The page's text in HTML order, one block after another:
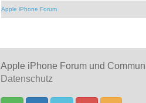
Apple iPhone Forum
Apple iPhone Forum und
Datenschutz